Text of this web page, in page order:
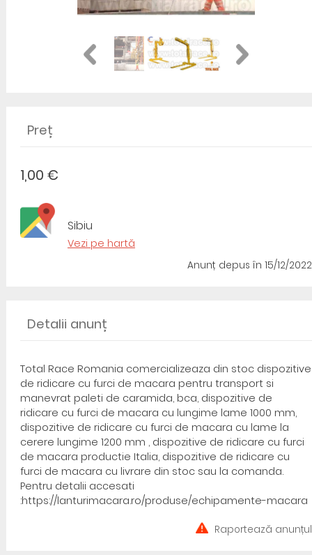
Preț
1,00 €
Sibiu
Vezi pe hartă
Anunț depus în 15/12/2022
Detalii anunț
Total Race Romania comercializeaza din stoc dispozitive
de ridicare cu furci de macara pentru transport si
manevrat paleti de caramida, bca, dispozitive de
ridicare cu furci de macara cu lungime lame 1000 mm,
dispozitive de ridicare cu furci de macara cu lame la
cerere lungime 1200 mm , dispozitive de ridicare cu furci
de macara productie Italia, dispozitive de ridicare cu
furci de macara cu livrare din stoc sau la comanda.
Pentru detalii accesati
:https://lanturimacara.ro/produse/echipamente-macara
Raportează anunțul